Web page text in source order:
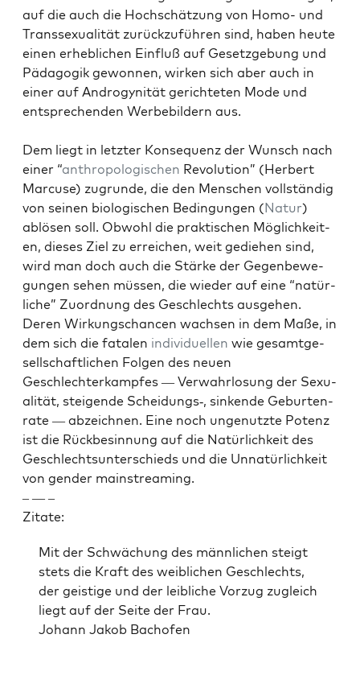
auf die auch die Hochschätzung von Homo- und
Trans­sex­u­al­ität zurück­zuführen sind, haben heute
einen erhe­blichen Ein­fluß auf Geset­zge­bung und
Päd­a­gogik gewon­nen, wirken sich aber auch in
ein­er auf Androg­y­nität gerichteten Mode und
entsprechen­den Wer­be­bildern aus.
Dem liegt in let­zter Kon­se­quenz der Wun­sch nach
ein­er “anthro­pol­o­gis­chen Rev­o­lu­tion” (Her­bert
Mar­cuse) zugrunde, die den Men­schen voll­ständig
von seinen biol­o­gis­chen Bedin­gun­gen (Natur)
ablösen soll. Obwohl die prak­tis­chen Möglichkeit­
en, dieses Ziel zu erre­ichen, weit gediehen sind,
wird man doch auch die Stärke der Gegen­be­we­
gun­gen sehen müssen, die wieder auf eine “natür­
liche” Zuord­nung des Geschlechts aus­ge­hen.
Deren Wirkungschan­cen wach­sen in dem Maße, in
dem sich die fatal­en indi­vidu­ellen wie gesamt­ge­
sellschaftlichen Fol­gen des neuen
Geschlechterkampfes — Ver­wahrlosung der Sex­u­
al­ität, steigende Scheidungs‑, sink­ende Geburten­
rate — abze­ich­nen. Eine noch ungenutzte Potenz
ist die Rückbesin­nung auf die Natür­lichkeit des
Geschlecht­sun­ter­schieds und die Unnatür­lichkeit
von gen­der main­stream­ing.
– — –
Zitate:
Mit der Schwächung des männlichen steigt
stets die Kraft des weib­lichen Geschlechts,
der geistige und der leib­liche Vorzug zugle­ich
liegt auf der Seite der Frau.
Johann Jakob Bachofen